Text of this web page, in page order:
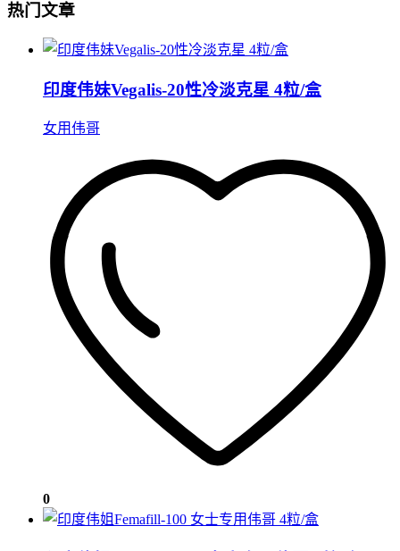
热门文章
印度伟妹Vegalis-20性冷淡克星 4粒/盒
女用伟哥
0